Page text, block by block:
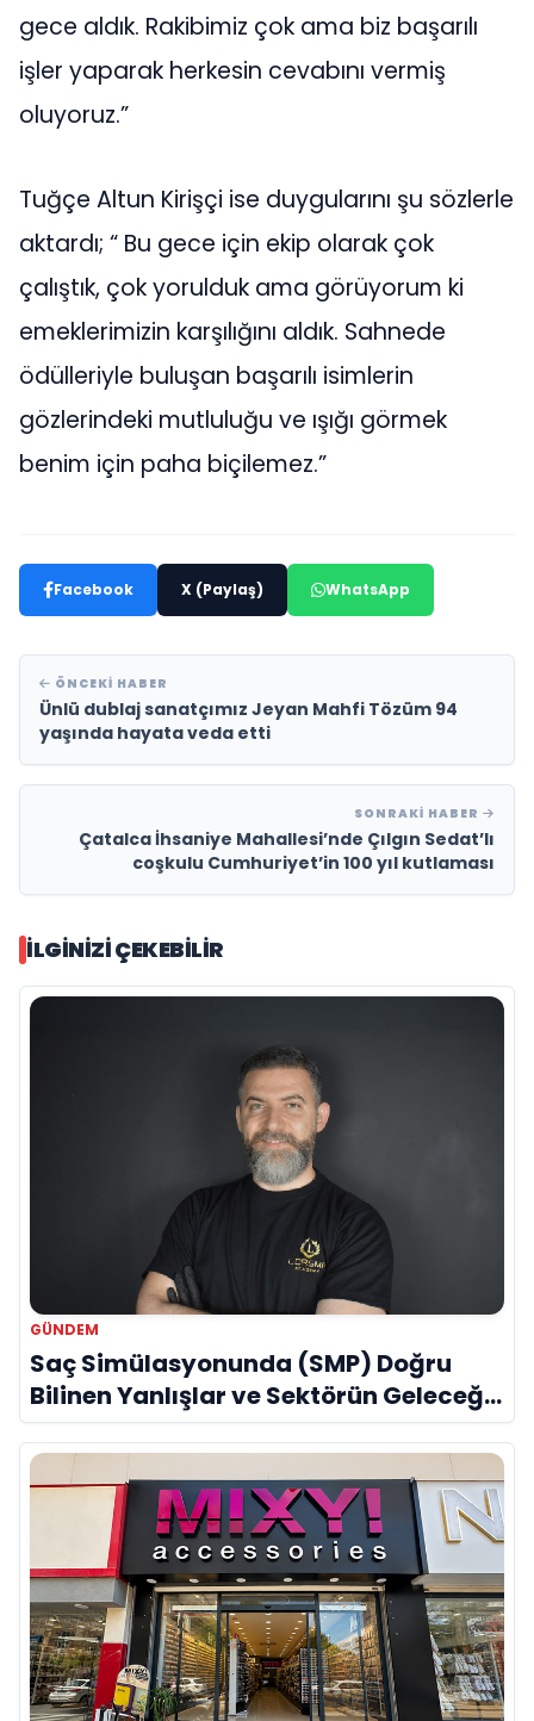
gece aldık. Rakibimiz çok ama biz başarılı
işler yaparak herkesin cevabını vermiş
oluyoruz.”
Tuğçe Altun Kirişçi ise duygularını şu sözlerle
aktardı; “ Bu gece için ekip olarak çok
çalıştık, çok yorulduk ama görüyorum ki
emeklerimizin karşılığını aldık. Sahnede
ödülleriyle buluşan başarılı isimlerin
gözlerindeki mutluluğu ve ışığı görmek
benim için paha biçilemez.”
Facebook X (Paylaş) WhatsApp
ÖNCEKI HABER
Ünlü dublaj sanatçımız Jeyan Mahfi Tözüm 94
yaşında hayata veda etti
SONRAKI HABER
Çatalca İhsaniye Mahallesi’nde Çılgın Sedat’lı
coşkulu Cumhuriyet’in 100 yıl kutlaması
İLGINIZI ÇEKEBILIR
GÜNDEM
Saç Simülasyonunda (SMP) Doğru
Bilinen Yanlışlar ve Sektörün Geleceği:
Onur Akdeniz ile Özel Röportaj